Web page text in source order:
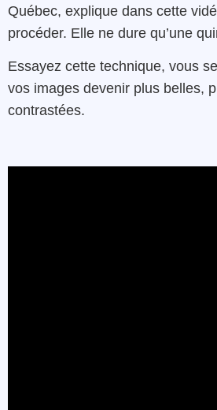
Québec, explique dans cette
procéder. Elle ne dure qu’une
Essayez cette technique, vous
vos images devenir plus belles,
contrastées.